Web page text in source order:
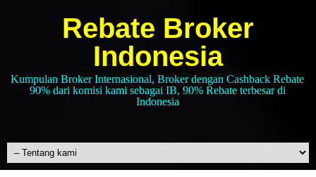
Rebate Broker
Indonesia
Kumpulan Broker Internasional, Broker dengan Cashback Rebate
90% dari komisi kami sebagai IB, 90% Rebate terbesar di
Indonesia